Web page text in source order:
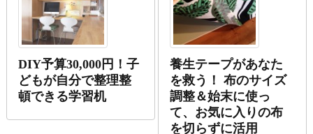
DIY予算30,000円！子
どもが自分で整理整
頓できる学習机
養生テープがあなた
を救う！ 布のサイズ
調整＆始末に使っ
て、お気に入りの布
を切らずに活用